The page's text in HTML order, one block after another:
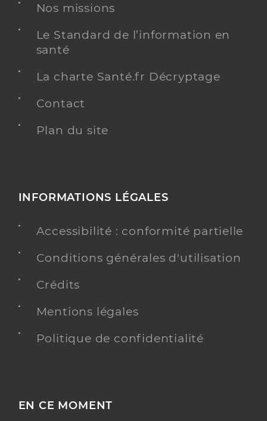
Nos missions
Le Standard de l’information en
santé
La charte Santé.fr Décryptage
Contact
Plan du site
INFORMATIONS LÉGALES
Accessibilité : conformité partielle
Conditions générales d'utilisation
Crédits
Mentions légales
Politique de confidentialité
EN CE MOMENT